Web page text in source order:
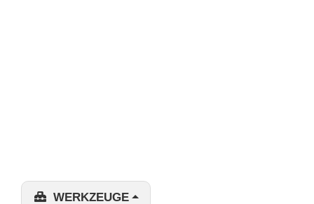
WERKZEUGE